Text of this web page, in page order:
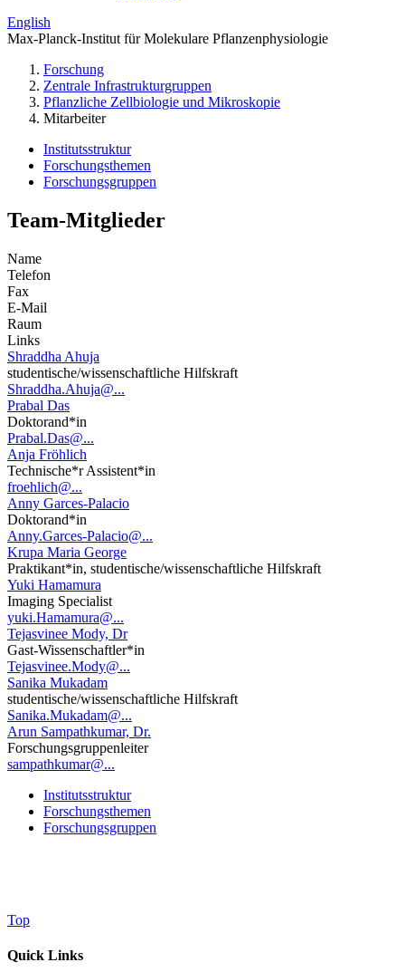
English
Max-Planck-Institut für Molekulare Pflanzenphysiologie
Forschung
Zentrale Infrastrukturgruppen
Pflanzliche Zellbiologie und Mikroskopie
Mitarbeiter
Institutsstruktur
Forschungsthemen
Forschungsgruppen
Team-Mitglieder
Name
Telefon
Fax
E-Mail
Raum
Links
Shraddha Ahuja
studentische/wissenschaftliche Hilfskraft
Shraddha.Ahuja@...
Prabal Das
Doktorand*in
Prabal.Das@...
Anja Fröhlich
Technische*r Assistent*in
froehlich@...
Anny Garces-Palacio
Doktorand*in
Anny.Garces-Palacio@...
Krupa Maria George
Praktikant*in, studentische/wissenschaftliche Hilfskraft
Yuki Hamamura
Imaging Specialist
yuki.Hamamura@...
Tejasvinee Mody, Dr
Gast-Wissenschaftler*in
Tejasvinee.Mody@...
Sanika Mukadam
studentische/wissenschaftliche Hilfskraft
Sanika.Mukadam@...
Arun Sampathkumar, Dr.
Forschungsgruppenleiter
sampathkumar@...
Institutsstruktur
Forschungsthemen
Forschungsgruppen
Top
Quick Links